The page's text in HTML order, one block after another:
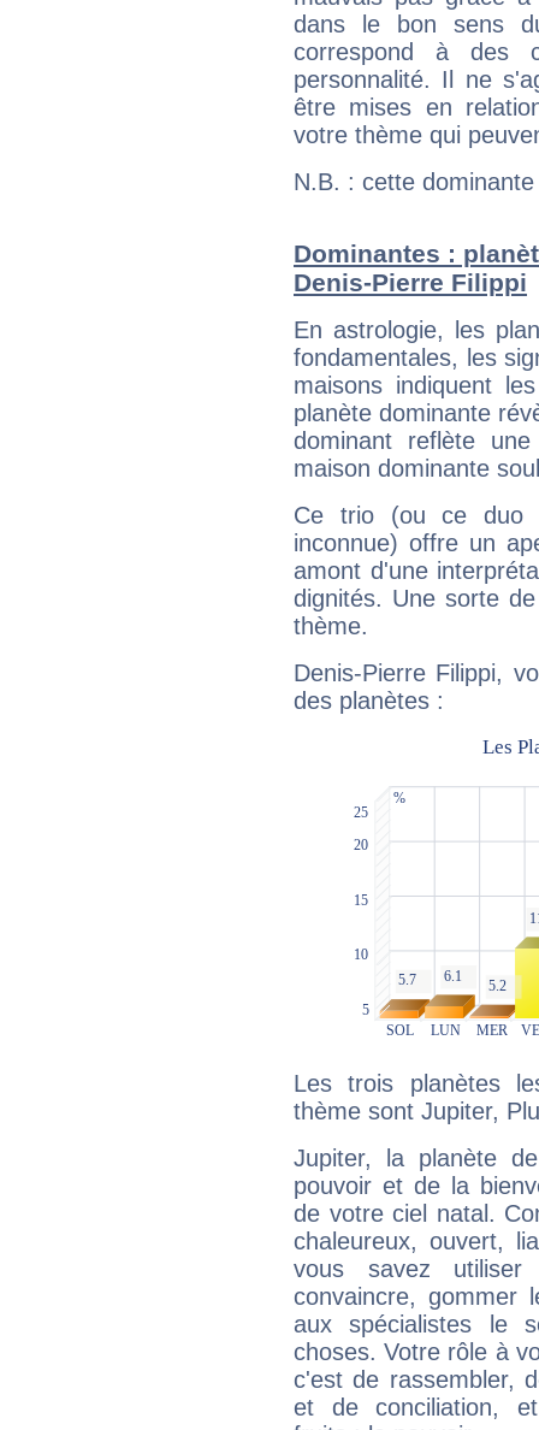
dans le bon sens
correspond à des
personnalité. Il ne
être mises en
votre thème qui
N.B. : cette
Dominantes :
Denis-Pierre Filippi
En astrologie, les
fondamentales, les
maisons indiquent
planète dominante
dominant reflète
maison dominante
Ce trio (ou ce duo
inconnue) offre un
amont d'une
dignités. Une sorte
thème.
Denis-Pierre Filippi,
des planètes :
Les trois planètes
thème sont Jupiter,
Jupiter, la planète
pouvoir et de la
de votre ciel natal.
chaleureux, ouvert,
vous savez
convaincre, gommer
aux spécialistes le
choses. Votre rôle à
c'est de rassembler,
et de conciliation,